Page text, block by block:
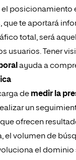
posicionamiento
, que te aportará
total, será
usuarios. Tener
ayuda a
de medir la
un
que ofrecen
el volumen de
el dominio